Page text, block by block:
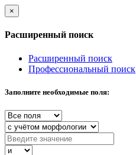
×
Расширенный поиск
Расширенный поиск
Профессиональный поиск
Заполните необходимые поля: